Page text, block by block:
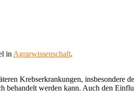
in Agrarwissenschaft.
Krebserkrankungen, insbesondere
werden kann. Auch den